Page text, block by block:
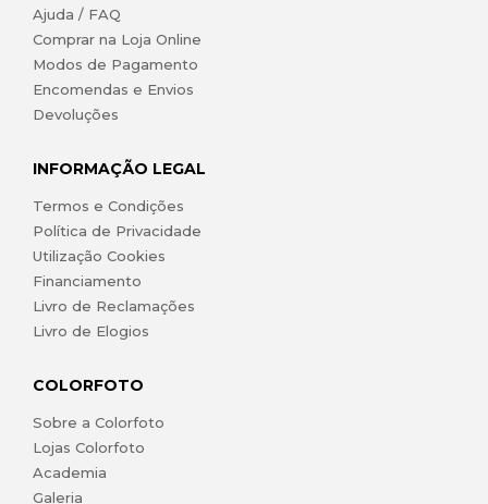
Ajuda / FAQ
Comprar na Loja Online
Modos de Pagamento
Encomendas e Envios
Devoluções
INFORMAÇÃO LEGAL
Termos e Condições
Política de Privacidade
Utilização Cookies
Financiamento
Livro de Reclamações
Livro de Elogios
COLORFOTO
Sobre a Colorfoto
Lojas Colorfoto
Academia
Galeria